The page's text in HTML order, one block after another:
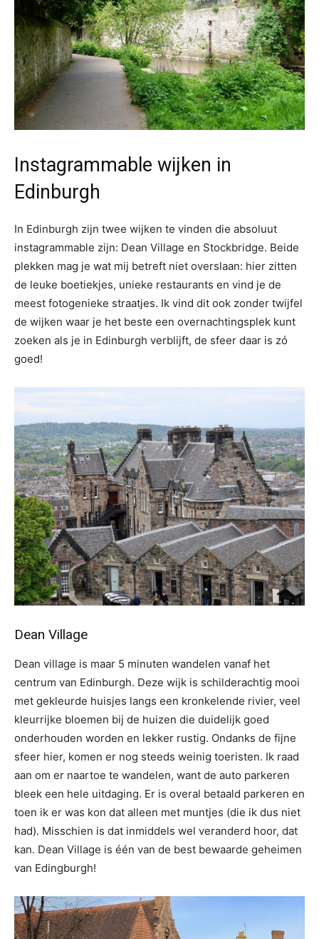
Instagrammable wijken in
Edinburgh
In Edinburgh zijn twee wijken te vinden die absoluut
instagrammable zijn: Dean Village en Stockbridge. Beide
plekken mag je wat mij betreft niet overslaan: hier zitten
de leuke boetiekjes, unieke restaurants en vind je de
meest fotogenieke straatjes. Ik vind dit ook zonder twijfel
de wijken waar je het beste een overnachtingsplek kunt
zoeken als je in Edinburgh verblijft, de sfeer daar is zó
goed!
Dean Village
Dean village is maar 5 minuten wandelen vanaf het
centrum van Edinburgh. Deze wijk is schilderachtig mooi
met gekleurde huisjes langs een kronkelende rivier, veel
kleurrijke bloemen bij de huizen die duidelijk goed
onderhouden worden en lekker rustig. Ondanks de fijne
sfeer hier, komen er nog steeds weinig toeristen. Ik raad
aan om er naartoe te wandelen, want de auto parkeren
bleek een hele uitdaging. Er is overal betaald parkeren en
toen ik er was kon dat alleen met muntjes (die ik dus niet
had). Misschien is dat inmiddels wel veranderd hoor, dat
kan. Dean Village is één van de best bewaarde geheimen
van Edingburgh!